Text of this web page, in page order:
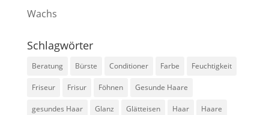
Wachs
Schlagwörter
Beratung Bürste Conditioner Farbe Feuchtigkeit
Friseur Frisur Föhnen Gesunde Haare
gesundes Haar Glanz Glätteisen Haar Haare